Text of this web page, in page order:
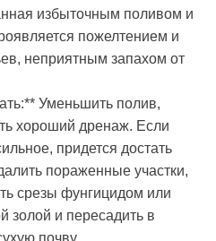
избыточным поливом и
пожелтением и
неприятным запахом от
Уменьшить полив,
хороший дренаж. Если
придется достать
пораженные участки,
срезы фунгицидом или
золой и пересадить в
почву.